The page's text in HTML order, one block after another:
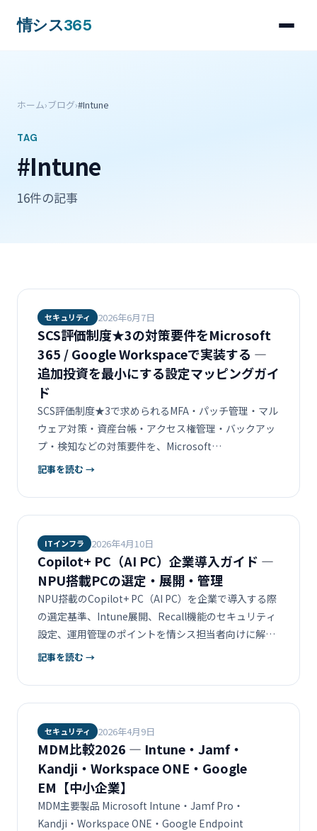
情シス365
ホーム›ブログ›#Intune
TAG
#Intune
16件の記事
セキュリティ 2026年6月7日
SCS評価制度★3の対策要件をMicrosoft
365 / Google Workspaceで実装する ―
追加投資を最小にする設定マッピングガイ
ド
SCS評価制度★3で求められるMFA・パッチ管理・マル
ウェア対策・資産台帳・アクセス権管理・バックアッ
プ・検知などの対策要件を、Microsoft
365（Business Premium / Intune / Defender）と
かを領域別にマッピング。追加投資が必要になる範囲
も明確にします。
記事を読む →
ITインフラ 2026年4月10日
Copilot+ PC（AI PC）企業導入ガイド —
NPU搭載PCの選定・展開・管理
NPU搭載のCopilot+ PC（AI PC）を企業で導入する際
の選定基準、Intune展開、Recall機能のセキュリティ
設定、運用管理のポイントを情シス担当者向けに解説
します。2026年度のPC入替え計画に役立つ実践ガイ
記事を読む →
セキュリティ 2026年4月9日
MDM比較2026 ― Intune・Jamf・
Kandji・Workspace ONE・Google
EM【中小企業】
MDM主要製品 Microsoft Intune・Jamf Pro・
Kandji・Workspace ONE・Google Endpoint